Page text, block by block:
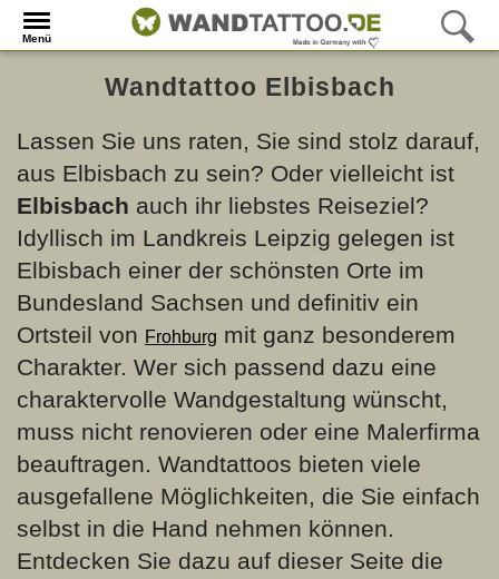
Menü
Wandtattoo Elbisbach
Lassen Sie uns raten, Sie sind stolz darauf,
aus Elbisbach zu sein? Oder vielleicht ist
Elbisbach auch ihr liebstes Reiseziel?
Idyllisch im Landkreis Leipzig gelegen ist
Elbisbach einer der schönsten Orte im
Bundesland Sachsen und definitiv ein
Ortsteil von Frohburg mit ganz besonderem
Charakter. Wer sich passend dazu eine
charaktervolle Wandgestaltung wünscht,
muss nicht renovieren oder eine Malerfirma
beauftragen. Wandtattoos bieten viele
ausgefallene Möglichkeiten, die Sie einfach
selbst in die Hand nehmen können.
Entdecken Sie dazu auf dieser Seite die